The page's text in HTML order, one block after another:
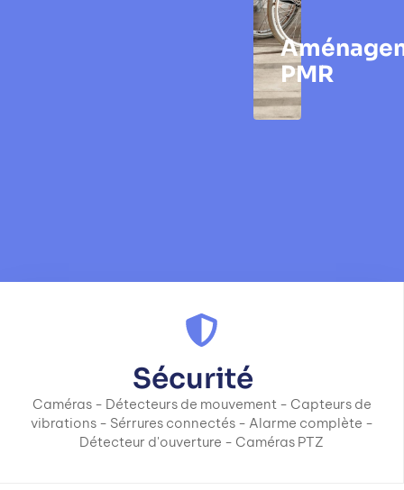
PMR
Sécurité
Caméras - Détecteurs de mouvement - Capteurs de
vibrations - Sérrures connectés - Alarme complète -
Détecteur d'ouverture - Caméras PTZ